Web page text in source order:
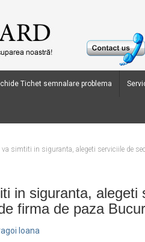
Tichet semnalare problema
va simtiti in siguranta, alegeti serviciile de
in siguranta, alegeti
firma de paza
Ioana